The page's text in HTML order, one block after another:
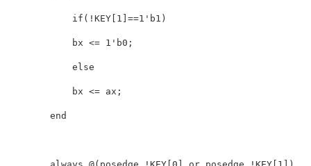
            if(!KEY[1]==1'b1)
            bx <= 1'b0;
            else
            bx <= ax;
        end